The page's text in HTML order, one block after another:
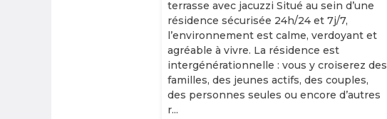
terrasse avec jacuzzi Situé au sein d’une
résidence sécurisée 24h/24 et 7j/7,
l’environnement est calme, verdoyant et
agréable à vivre. La résidence est
intergénérationnelle : vous y croiserez des
familles, des jeunes actifs, des couples,
des personnes seules ou encore d’autres
r...